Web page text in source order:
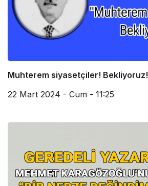
Muhterem siyasetçiler! Bekliyoruz!
22 Mart 2024 - Cum - 11:25